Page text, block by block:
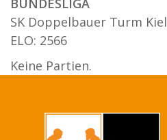
BUNDESLIGA
SK Doppelbauer Turm Kiel
ELO: 2566
Keine Partien.